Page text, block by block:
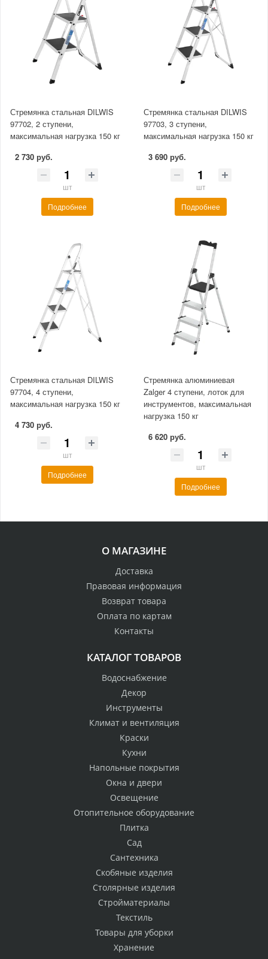
Стремянка стальная DILWIS
97702, 2 ступени,
максимальная нагрузка 150 кг
2 730 руб.
шт
Подробнее
Стремянка стальная DILWIS
97703, 3 ступени,
максимальная нагрузка 150 кг
3 690 руб.
шт
Подробнее
Стремянка стальная DILWIS
97704, 4 ступени,
максимальная нагрузка 150 кг
4 730 руб.
шт
Подробнее
Стремянка алюминиевая
Zalger 4 ступени, лоток для
инструментов, максимальная
нагрузка 150 кг
6 620 руб.
шт
Подробнее
О МАГАЗИНЕ
Доставка
Правовая информация
Возврат товара
Оплата по картам
Контакты
КАТАЛОГ ТОВАРОВ
Водоснабжение
Декор
Инструменты
Климат и вентиляция
Краски
Кухни
Напольные покрытия
Окна и двери
Освещение
Отопительное оборудование
Плитка
Сад
Сантехника
Скобяные изделия
Столярные изделия
Стройматериалы
Текстиль
Товары для уборки
Хранение